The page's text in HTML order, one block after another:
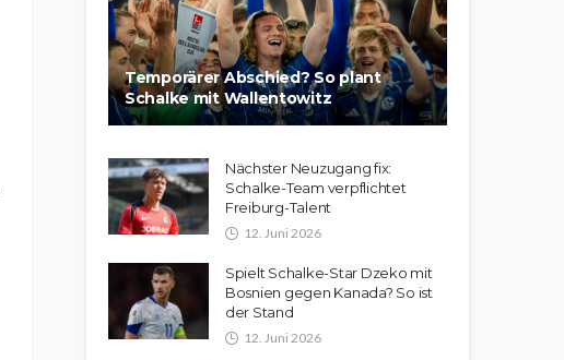
Temporärer Abschied? So plant
Schalke mit Wallentowitz
Nächster Neuzugang fix:
Schalke-Team verpflichtet
Freiburg-Talent
12. Juni 2026
Spielt Schalke-Star Dzeko mit
Bosnien gegen Kanada? So ist
der Stand
12. Juni 2026